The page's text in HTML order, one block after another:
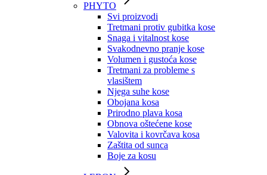
PHYTO
Svi proizvodi
Tretmani protiv gubitka kose
Snaga i vitalnost kose
Svakodnevno pranje kose
Volumen i gustoća kose
Tretmani za probleme s
vlasištem
Njega suhe kose
Obojana kosa
Prirodno plava kosa
Obnova oštećene kose
Valovita i kovrčava kosa
Zaštita od sunca
Boje za kosu